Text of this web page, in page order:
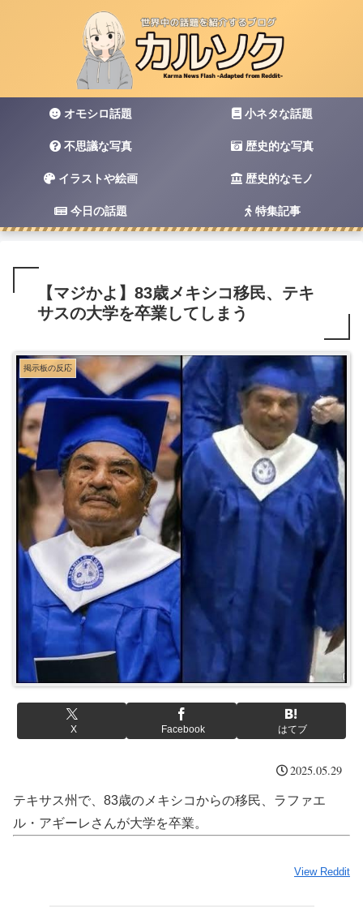
オモシロ話題 小ネタな話題
不思議な写真 歴史的な写真
イラストや絵画 歴史的なモノ
今日の話題 特集記事
【マジかよ】83歳メキシコ移民、テキ
サスの大学を卒業してしまう
掲示板の反応
X Facebook はてブ
2025.05.29
テキサス州で、83歳のメキシコからの移民、ラファエ
ル・アギーレさんが大学を卒業。
View Reddit